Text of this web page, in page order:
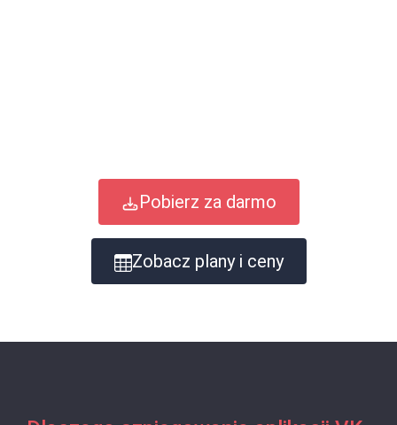
Pobierz za darmo
Zobacz plany i ceny